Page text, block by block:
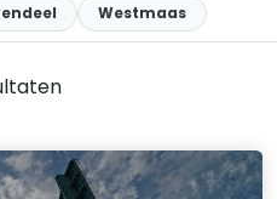
Westmaas